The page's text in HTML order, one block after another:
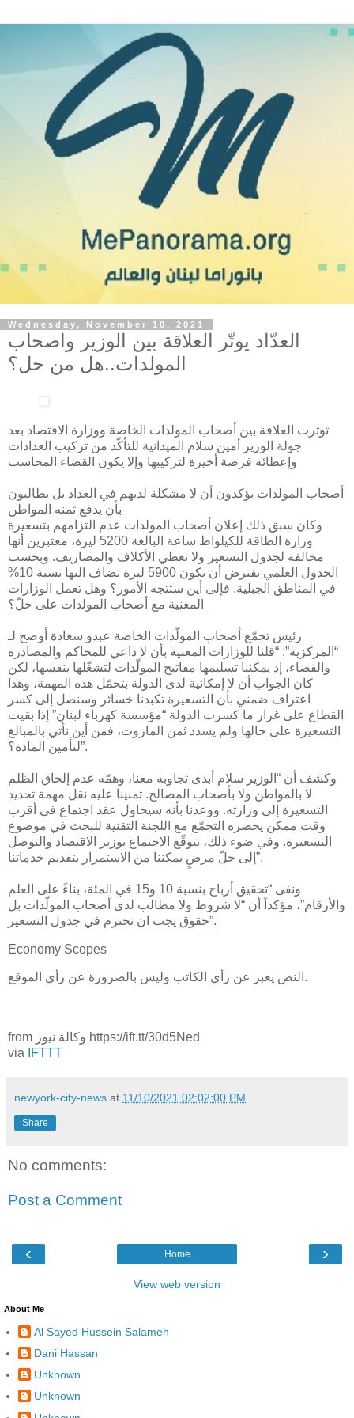
Wednesday, November 10, 2021
العدّاد يوتّر العلاقة بين الوزير واصحاب
المولدات..هل من حل؟
توترت العلاقة بين أصحاب المولدات الخاصة ووزارة الاقتصاد بعد
جولة الوزير أمين سلام الميدانية للتأكّد من تركيب العدادات
وإعطائه فرصة أخيرة لتركيبها وإلا يكون القضاء المحاسب
أصحاب المولدات يؤكدون أن لا مشكلة لديهم في العداد بل يطالبون
بأن يدفع ثمنه المواطن
وكان سبق ذلك إعلان أصحاب المولدات عدم التزامهم بتسعيرة
وزارة الطاقة للكيلواط ساعة البالغة 5200 ليرة، معتبرين أنها
مخالفة لجدول التسعير ولا تغطي الأكلاف والمصاريف. وبحسب
الجدول العلمي يفترض أن تكون 5900 ليرة تضاف اليها نسبة 10%
في المناطق الجبلية. فإلى أين ستتجه الأمور؟ وهل تعمل الوزارات
المعنية مع أصحاب المولدات على حلّ؟
رئيس تجمّع أصحاب المولّدات الخاصة عبدو سعادة أوضح لـ
“المركزية”: “قلنا للوزارات المعنية بأن لا داعي للمحاكم والمصادرة
والقضاء، إذ يمكننا تسليمها مفاتيح المولّدات لتشغّلها بنفسها، لكن
كان الجواب أن لا إمكانية لدى الدولة بتحمّل هذه المهمة، وهذا
اعتراف ضمني بأن التسعيرة تكبدنا خسائر وسنصل إلى كسر
القطاع على غرار ما كسرت الدولة “مؤسسة كهرباء لبنان” إذا بقيت
التسعيرة على حالها ولم يسدد ثمن المازوت، فمن أين نأتي بالمبالغ
لتأمين المادة؟”.
وكشف أن “الوزير سلام أبدى تجاوبه معنا، وهمّه عدم إلحاق الظلم
لا بالمواطن ولا بأصحاب المصالح. تمنينا عليه نقل مهمة تحديد
التسعيرة إلى وزارته. ووعدنا بأنه سيحاول عقد اجتماع في أقرب
وقت ممكن يحضره التجمّع مع اللجنة التقنية للبحث في موضوع
التسعيرة. وفي ضوء ذلك، نتوقّع الاجتماع بوزير الاقتصاد والتوصل
إلى حلّ مرضٍ يمكننا من الاستمرار بتقديم خدماتنا”.
ونفى “تحقيق أرباح بنسبة 10 و15 في المئة، بناءً على العلم
والأرقام”، مؤكداً أن “لا شروط ولا مطالب لدى أصحاب المولّدات بل
حقوق يجب ان تحترم في جدول التسعير”.
Economy Scopes
النص يعبر عن رأي الكاتب وليس بالضرورة عن رأي الموقع.
from وكالة نيوز https://ift.tt/30d5Ned
via
IFTTT
newyork-city-news at 11/10/2021 02:02:00 PM
Share
No comments:
Post a Comment
‹ ›
Home
View web version
About Me
Al Sayed Hussein Salameh
Dani Hassan
Unknown
Unknown